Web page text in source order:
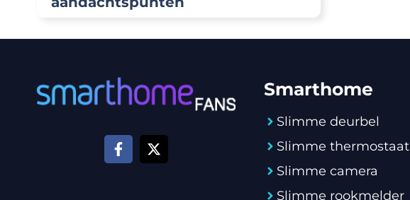
Smarthome
Slimme deurbel
Slimme thermostaat
Slimme camera
Slimme rookmelder